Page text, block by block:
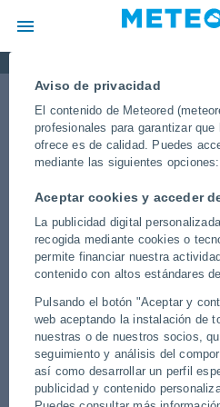
Aviso de privacidad
El contenido de Meteored
profesionales para garantizar
ofrece es de calidad. Puedes
mediante las siguientes opciones:
Aceptar cookies y acceder
La publicidad digital
recogida mediante cookies o
permite financiar nuestra
contenido con altos estándares
Pulsando el botón "Aceptar y
web aceptando la instalación de
nuestras o de nuestros socios,
seguimiento y análisis del
así como desarrollar un perfil
publicidad y contenido
PERÚ
ECUADOR
7